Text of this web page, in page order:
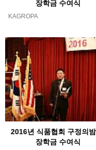
장학금 수여식
KAGROPA
2016년 식품협회 구정의
장학금 수여식